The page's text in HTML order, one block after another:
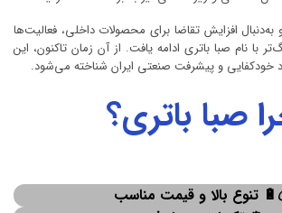
افزایش تقاضا برای محصولات داخلی، فعالیت‌ها
با نام صبا باتری ادامه یافت. از آن زمان تاکنون، این
خودکفایی و پیشرفت صنعتی ایران شناخته می‌شود.
صبا باتری؟
تنوع بالا و قیمت مناسب